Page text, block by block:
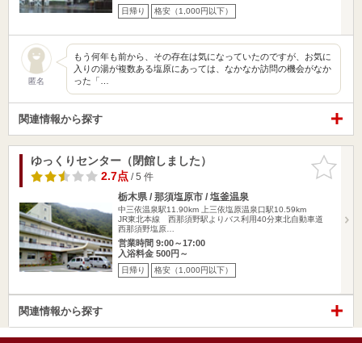
日帰り 格安（1,000円以下）
匿名
もう何年も前から、その存在は気になっていたのですが、お気に
入りの湯が複数ある塩原にあっては、なかなか訪問の機会がなか
った「…
関連情報から探す
お気に入
りに追加
ゆっくりセンター（閉館しました）
2.7点/ 5 件
栃木県 / 那須塩原市 / 塩釜温泉
中三依温泉駅11.90km
上三依塩原温泉口駅10.59km
JR東北本線 西那須野駅よりバス利用40分東北自動車道
西那須野塩原…
営業時間 9:00～17:00
入浴料金 500円～
日帰り 格安（1,000円以下）
関連情報から探す